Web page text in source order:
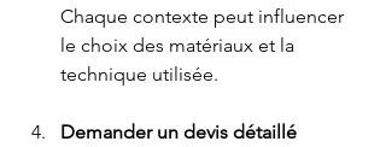
Chaque contexte peut influencer
le choix des matériaux et la
technique utilisée.
Demander un devis détaillé